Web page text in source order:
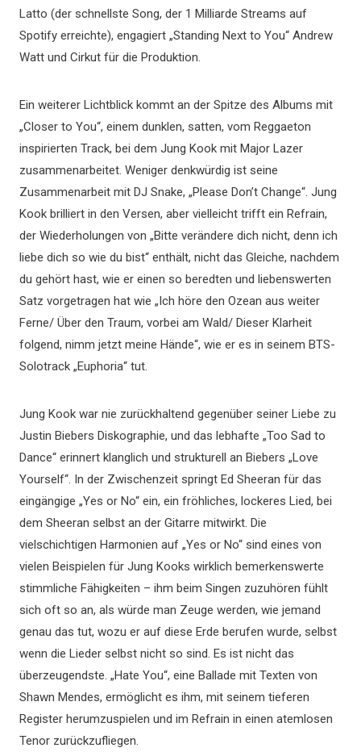
Latto (der schnellste Song, der 1 Milliarde Streams auf
Spotify erreichte), engagiert „Standing Next to You“ Andrew
Watt und Cirkut für die Produktion.
Ein weiterer Lichtblick kommt an der Spitze des Albums mit
„Closer to You“, einem dunklen, satten, vom Reggaeton
inspirierten Track, bei dem Jung Kook mit Major Lazer
zusammenarbeitet. Weniger denkwürdig ist seine
Zusammenarbeit mit DJ Snake, „Please Don’t Change“. Jung
Kook brilliert in den Versen, aber vielleicht trifft ein Refrain,
der Wiederholungen von „Bitte verändere dich nicht, denn ich
liebe dich so wie du bist“ enthält, nicht das Gleiche, nachdem
du gehört hast, wie er einen so beredten und liebenswerten
Satz vorgetragen hat wie „Ich höre den Ozean aus weiter
Ferne/ Über den Traum, vorbei am Wald/ Dieser Klarheit
folgend, nimm jetzt meine Hände“, wie er es in seinem BTS-
Solotrack „Euphoria“ tut.
Jung Kook war nie zurückhaltend gegenüber seiner Liebe zu
Justin Biebers Diskographie, und das lebhafte „Too Sad to
Dance“ erinnert klanglich und strukturell an Biebers „Love
Yourself“. In der Zwischenzeit springt Ed Sheeran für das
eingängige „Yes or No“ ein, ein fröhliches, lockeres Lied, bei
dem Sheeran selbst an der Gitarre mitwirkt. Die
vielschichtigen Harmonien auf „Yes or No“ sind eines von
vielen Beispielen für Jung Kooks wirklich bemerkenswerte
stimmliche Fähigkeiten – ihm beim Singen zuzuhören fühlt
sich oft so an, als würde man Zeuge werden, wie jemand
genau das tut, wozu er auf diese Erde berufen wurde, selbst
wenn die Lieder selbst nicht so sind. Es ist nicht das
überzeugendste. „Hate You“, eine Ballade mit Texten von
Shawn Mendes, ermöglicht es ihm, mit seinem tieferen
Register herumzuspielen und im Refrain in einen atemlosen
Tenor zurückzufliegen.